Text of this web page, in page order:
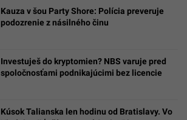
Kauza v šou Party Shore: Polícia preveruje
podozrenie z násilného činu
Investuješ do kryptomien? NBS varuje pred
spoločnosťami podnikajúcimi bez licencie
Kúsok Talianska len hodinu od Bratislavy. Vo